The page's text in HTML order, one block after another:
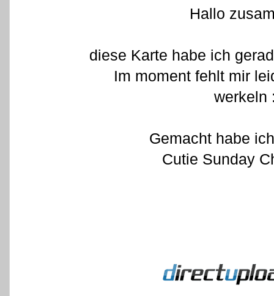
Hallo
diese Karte habe ich
Im moment fehlt mir
werkeln
Gemacht habe
Cutie Sunday